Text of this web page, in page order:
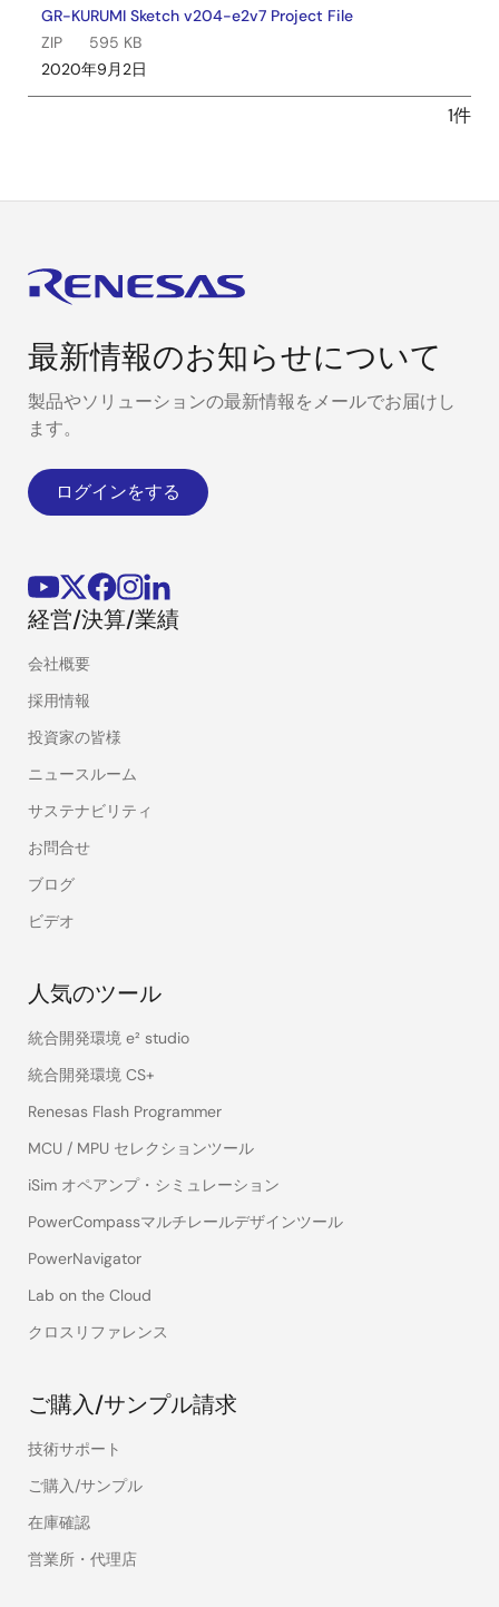
GR-KURUMI Sketch v204-e2v7 Project File
ZIP
595 KB
2020年9月2日
1件
最新情報のお知らせについて
製品やソリューションの最新情報をメールでお届けし
ます。
ログインをする
経営/決算/業績
会社概要
採用情報
投資家の皆様
ニュースルーム
サステナビリティ
お問合せ
ブログ
ビデオ
人気のツール
統合開発環境 e² studio
統合開発環境 CS+
Renesas Flash Programmer
MCU / MPU セレクションツール
iSim オペアンプ・シミュレーション
PowerCompassマルチレールデザインツール
PowerNavigator
Lab on the Cloud
クロスリファレンス
ご購入/サンプル請求
技術サポート
ご購入/サンプル
在庫確認
営業所・代理店